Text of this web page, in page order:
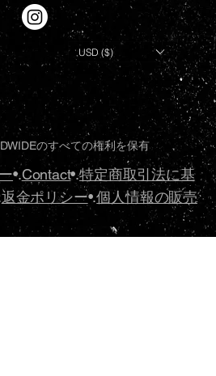
•.Contact•.特定商取引法に基
返金ポリシー•.個人情報の販売
のすべての権利を保有
USD ($)